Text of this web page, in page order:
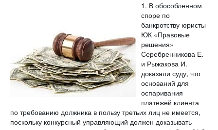
1. В обособленном
споре по
банкротству юристы
ЮК «Правовые
решения»
Серебренникова Е.
и Рыжакова И.
доказали суду, что
оснований для
оспаривания
платежей клиента
по требованию должника в пользу третьих лиц не имеется,
поскольку конкурсный управляющий должен доказывать